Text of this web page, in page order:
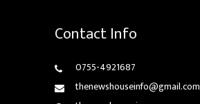
Contact Info
0755-4921687
thenewshouseinfo@gmail.com